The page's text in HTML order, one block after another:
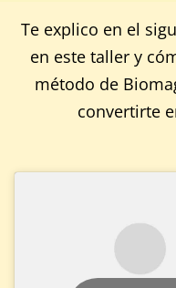
Te explico en el
en este taller y
método de
convertirte